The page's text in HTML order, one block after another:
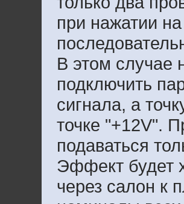
при нажатии
В этом случае
подключить
сигнала, а
точке "+12V".
подаваться
Эффект будет
через салон к